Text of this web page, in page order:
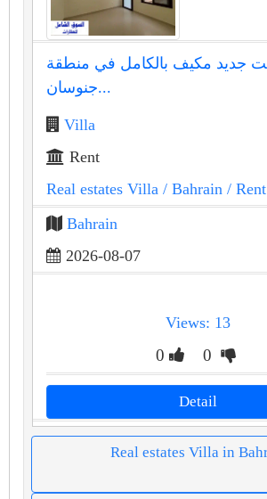
جديد مكيف بالكامل في منطقة
جنوسان...
Villa
Rent
Real estates Villa / Bahrain / Rent
Bahrain
2026-08-07
Views: 13
0 0
Detail
Real estates Villa in